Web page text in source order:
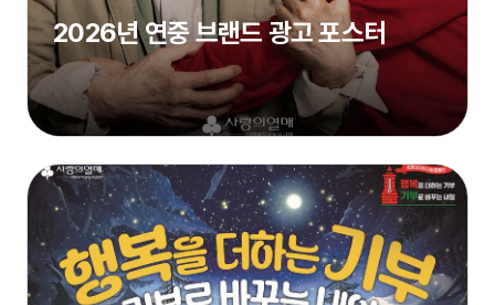
2026년 연중 브랜드 광고 포스터